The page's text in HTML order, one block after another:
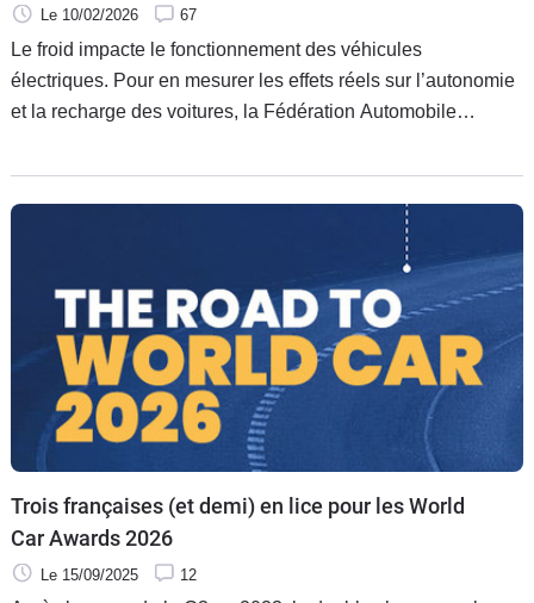
Le 10/02/2026 67
Le froid impacte le fonctionnement des véhicules
électriques. Pour en mesurer les effets réels sur l’autonomie
et la recharge des voitures, la Fédération Automobile
dans les conditions extrêmes des routes nordiques. De quoi
jeter un léger froid sur les promesses des constructeurs.
Trois françaises (et demi) en lice pour les World
Car Awards 2026
Le 15/09/2025 12